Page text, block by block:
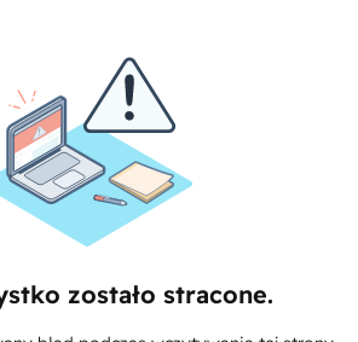
zostało stracone.